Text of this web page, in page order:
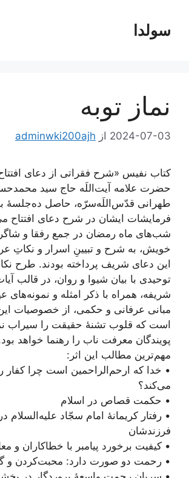
محتواسولدا
نماز توبه
2024-07-03 از adminwki200ajh
کتاب نفیس «شرح فقراتی از دعای
حضرت علامه آیت‌اللَه حاج سید
طهرانی قدّس‌اللَه‌‌سرّه، حاصل ده‌جلسۀ
فرمایشات ایشان در شرح دعای افتتاح
شب‌های ماه رمضان در جمع رفقا و
خویش، به شرح و تبیینِ اسرار و نکاتِ
این دعای شریف پرداخته‌ بودند. طرح
توحیدی با بیان شیوا و روان، در قالب
شریفه، همراه با ذکر امثله و نمونه‌های
مبانی عرفانی و حکمی، از خصوصیات
است که قلوب تشنۀ حقیقت را سیراب
پویندگان معرفت ناب را رهنما خواهد
مهم‌ترین مطالب این اثر:
• خدا که ارحم‌الراحمین است چرا کفار
می‌کند؟
• حکمت قصاص در اسلام
• رفتار کریمانۀ امام سجّاد علیه‌السلام
فرزندشان
• کیفیت برخورد پیامبر با خطاکاران و
• رحمت دو صورت دارد: محبت‌کردن و